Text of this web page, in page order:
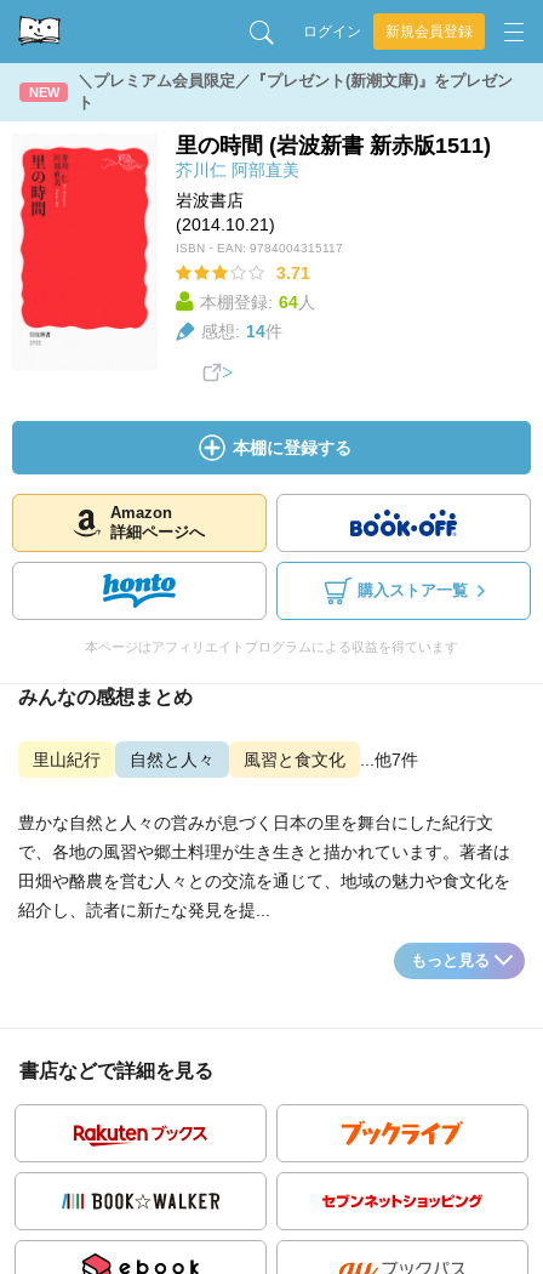
ログイン 新規会員登録
NEW
＼プレミアム会員限定／『プレゼント(新潮文庫)』をプレゼン
ト
里の時間 (岩波新書 新赤版1511)
芥川仁 阿部直美
岩波書店
(2014.10.21)
ISBN・EAN: 9784004315117
3.71
本棚登録: 64人
感想: 14件
本棚に登録する
Amazon
詳細ページへ
購入ストア一覧
本ページはアフィリエイトプログラムによる収益を得ています
みんなの感想まとめ
里山紀行 自然と人々 風習と食文化 ...他7件
豊かな自然と人々の営みが息づく日本の里を舞台にした紀行文
で、各地の風習や郷土料理が生き生きと描かれています。著者は
田畑や酪農を営む人々との交流を通じて、地域の魅力や食文化を
紹介し、読者に新たな発見を提...
もっと見る
書店などで詳細を見る